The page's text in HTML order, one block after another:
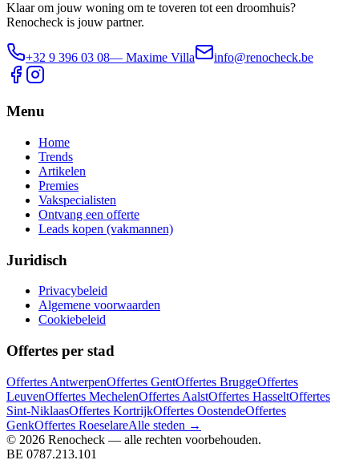
Klaar om jouw woning om te toveren tot een droomhuis?
Renocheck is jouw partner.
+32 9 396 03 08— Maxime Villa info@renocheck.be
Menu
Home
Trends
Artikelen
Premies
Vakspecialisten
Ontvang een offerte
Leads kopen (vakmannen)
Juridisch
Privacybeleid
Algemene voorwaarden
Cookiebeleid
Offertes per stad
Offertes AntwerpenOffertes GentOffertes BruggeOffertes
LeuvenOffertes MechelenOffertes AalstOffertes HasseltOffertes
Sint-NiklaasOffertes KortrijkOffertes OostendeOffertes
GenkOffertes RoeselareAlle steden →
© 2026 Renocheck — alle rechten voorbehouden.
BE 0787.213.101